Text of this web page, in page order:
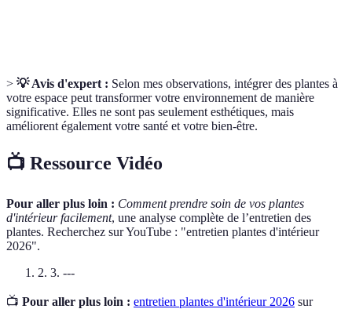
> 💡 Avis d'expert : Selon mes observations, intégrer des plantes à
votre espace peut transformer votre environnement de manière
significative. Elles ne sont pas seulement esthétiques, mais
améliorent également votre santé et votre bien-être.
📺 Ressource Vidéo
Pour aller plus loin : Comment prendre soin de vos plantes
d'intérieur facilement, une analyse complète de l’entretien des
plantes. Recherchez sur YouTube : "entretien plantes d'intérieur
2026".
2. 3. ---
📺 Pour aller plus loin : entretien plantes d'intérieur 2026 sur